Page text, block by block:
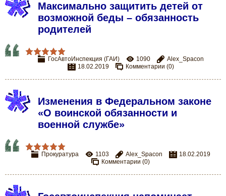
Максимально защитить детей от
возможной беды – обязанность
родителей
ГосАвтоИнспекция (ГАИ) 1090
Alex_Spacon
18.02.2019
Комментарии (0)
Изменения в Федеральном законе
«О воинской обязанности и
военной службе»
Прокуратура 1103 Alex_Spacon
18.02.2019
Комментарии (0)